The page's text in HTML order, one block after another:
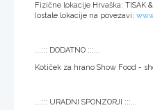
Fizične lokacije Hrvaška: TISAK
(ostale lokacije na povezavi:
...::: DODATNO :::...
Kotiček za hrano Show Food -
...::: URADNI SPONZORJI :::...